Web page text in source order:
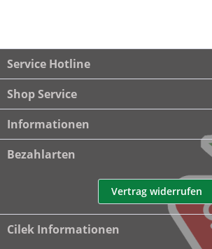
Service Hotline
Shop Service
Informationen
Bezahlarten
Vertrag widerrufen
Cilek Informationen